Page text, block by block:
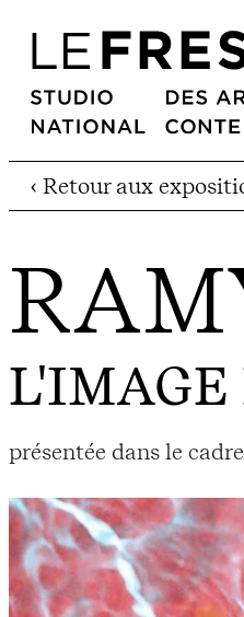
‹ Retour aux
présentée dans le